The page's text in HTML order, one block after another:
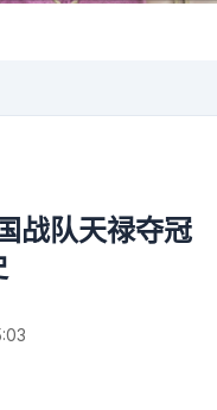
战队天禄夺冠